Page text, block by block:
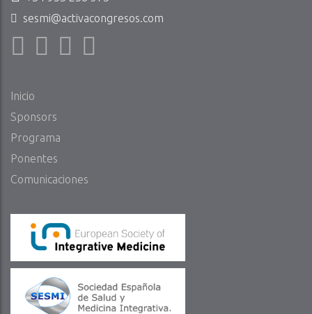
sesmi@activacongresos.com
Inicio
Sponsors
Programa
Ponentes
Comunicaciones